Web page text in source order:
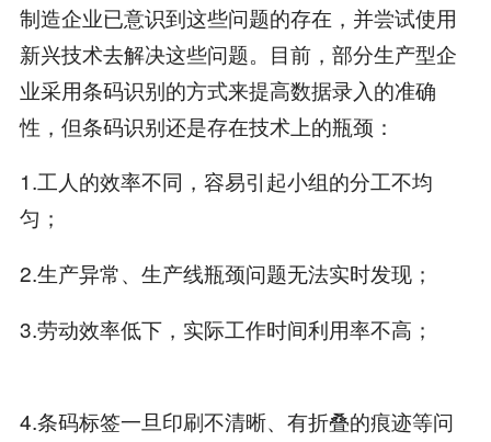
制造企业已意识到这些问题的存在，并尝试使用
新兴技术去解决这些问题。目前，部分生产型企
业采用条码识别的方式来提高数据录入的准确
性，但条码识别还是存在技术上的瓶颈：
1.工人的效率不同，容易引起小组的分工不均
匀；
2.生产异常、生产线瓶颈问题无法实时发现；
3.劳动效率低下，实际工作时间利用率不高；
4.条码标签一旦印刷不清晰、有折叠的痕迹等问